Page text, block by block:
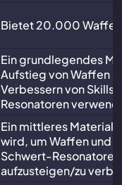
Bietet 20.000
Ein grundlegendes
Aufstieg von Waffen
Verbessern von Skills
Resonatoren
Ein mittleres
wird, um Waffen und
Schwert-Resonatoren
aufzusteigen/zu